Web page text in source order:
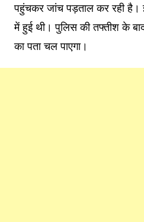
पहुंचकर जांच पड़ताल कर रही है।
में हुई थी। पुलिस की तफ्तीश के
का पता चल पाएगा।